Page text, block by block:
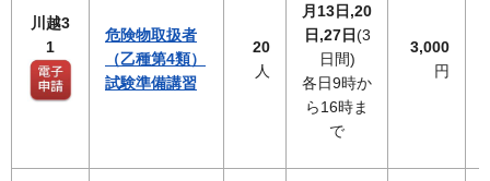
川越3
1
危険物取扱者
（乙種第4類）
試験準備講習
20
人
月13日,20
日,27日(3
日間)
各日9時か
ら16時ま
で
3,000
円